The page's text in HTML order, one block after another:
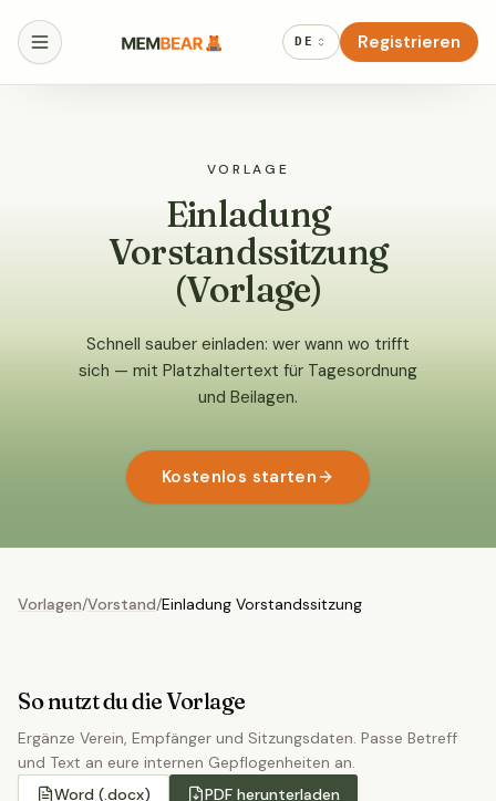
DE Registrieren
VORLAGE
Einladung
Vorstandssitzung
(Vorlage)
Schnell sauber einladen: wer wann wo trifft
sich — mit Platzhaltertext für Tagesordnung
und Beilagen.
Kostenlos starten
Vorlagen/Vorstand/Einladung Vorstandssitzung
So nutzt du die Vorlage
Ergänze Verein, Empfänger und Sitzungsdaten. Passe Betreff
und Text an eure internen Gepflogenheiten an.
Word (.docx)
PDF herunterladen